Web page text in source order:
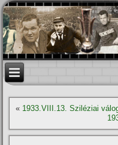
« 1933.VIII.13. Sziléziai